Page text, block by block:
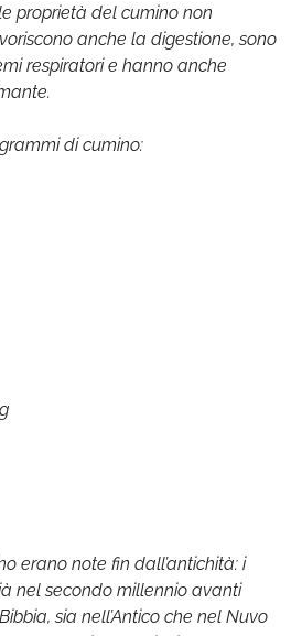
proprietà del cumino non
anche la digestione, sono
respiratori e hanno anche
di cumino:
erano note fin dall’antichità: i
nel secondo millennio avanti
sia nell’Antico che nel Nuvo